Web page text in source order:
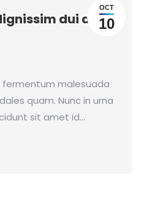
OCT
10
dui ac
fermentum malesuada
quam. Nunc in urna
sit amet id…